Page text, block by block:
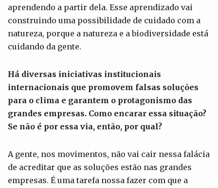
aprendendo a partir dela. Esse aprendizado vai
construindo uma possibilidade de cuidado com a
natureza, porque a natureza e a biodiversidade está
cuidando da gente.
Há diversas iniciativas institucionais
internacionais que promovem falsas soluções
para o clima e garantem o protagonismo das
grandes empresas. Como encarar essa situação?
Se não é por essa via, então, por qual?
A gente, nos movimentos, não vai cair nessa falácia
de acreditar que as soluções estão nas grandes
empresas. É uma tarefa nossa fazer com que a